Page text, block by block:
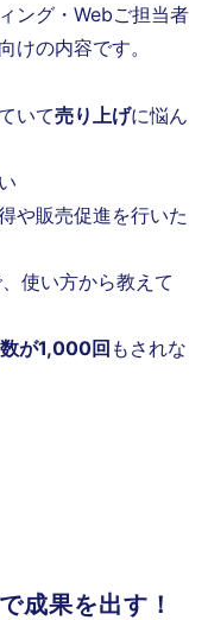
ング・Webご担当者
けの内容です。
いて売り上げに悩ん
や販売促進を行いた
使い方から教えて
が1,000回もされな
成果を出す！